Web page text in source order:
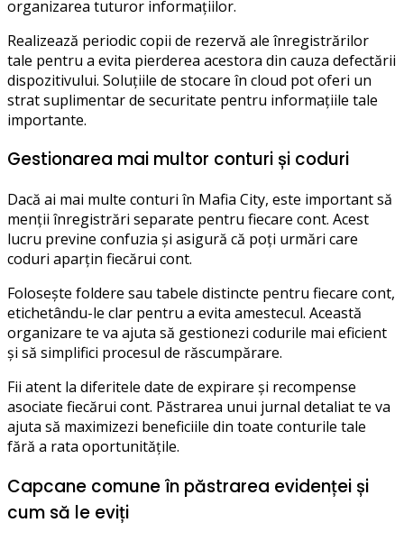
organizarea tuturor informațiilor.
Realizează periodic copii de rezervă ale înregistrărilor
tale pentru a evita pierderea acestora din cauza defectării
dispozitivului. Soluțiile de stocare în cloud pot oferi un
strat suplimentar de securitate pentru informațiile tale
importante.
Gestionarea mai multor conturi și coduri
Dacă ai mai multe conturi în Mafia City, este important să
menții înregistrări separate pentru fiecare cont. Acest
lucru previne confuzia și asigură că poți urmări care
coduri aparțin fiecărui cont.
Folosește foldere sau tabele distincte pentru fiecare cont,
etichetându-le clar pentru a evita amestecul. Această
organizare te va ajuta să gestionezi codurile mai eficient
și să simplifici procesul de răscumpărare.
Fii atent la diferitele date de expirare și recompense
asociate fiecărui cont. Păstrarea unui jurnal detaliat te va
ajuta să maximizezi beneficiile din toate conturile tale
fără a rata oportunitățile.
Capcane comune în păstrarea evidenței și
cum să le eviți